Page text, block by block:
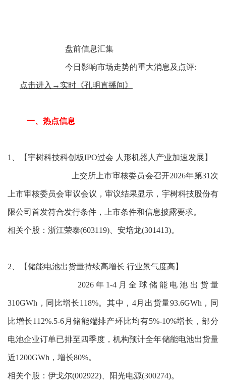
盘前信息汇集
今日影响市场走势的重大消息及点评:
点击进入→实时《孔明直播间》
一、热点信息
1、【宇树科技科创板IPO过会 人形机器人产业加速发展】
上交所上市审核委员会召开2026年第31次
上市审核委员会审议会议，审议结果显示，宇树科技股份有
限公司首发符合发行条件，上市条件和信息披露要求。
相关个股：浙江荣泰(603119)、安培龙(301413)。
2、【储能电池出货量持续高增长 行业景气度高】
2026年1-4月全球储能电池出货量
310GWh，同比增长118%。其中，4月出货量93.6GWh，同
比增长112%.5-6月储能端排产环比均有5%-10%增长，部分
电池企业订单已排至四季度，机构预计全年储能电池出货量
近1200GWh，增长80%。
相关个股：伊戈尔(002922)、阳光电源(300274)。